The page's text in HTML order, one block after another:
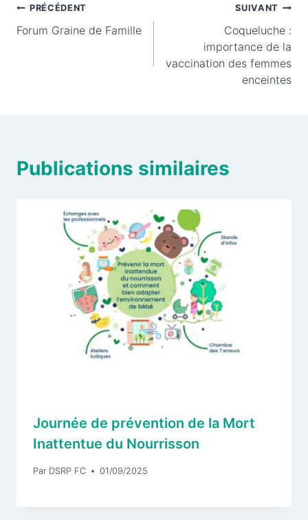
Navigation
de
PRÉCÉDENT
Forum Graine de Famille
SUIVANT
Coqueluche :
importance de la
vaccination des femmes
enceintes
Publications similaires
Journée de prévention de la Mort
Inattentue du Nourrisson
Par DSRP FC 01/09/2025